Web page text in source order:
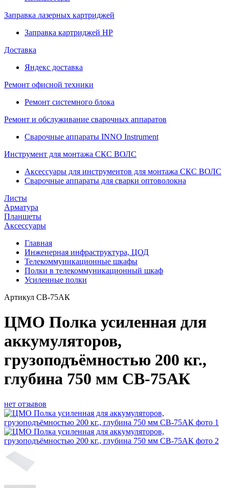
Заправка лазерных картриджей
Заправка картриджей HP
Доставка
Яндекс доставка
Ремонт офисной техники
Ремонт системного блока
Ремонт и обслуживание сварочных аппаратов
Сварочные аппараты INNO Instrument
Инструмент для монтажа СКС ВОЛС
Аксессуары для инструментов для монтажа СКС ВОЛС
Сварочные аппараты для сварки оптоволокна
Листы
Арматура
Планшеты
Аксессуары
Главная
Инженерная инфраструктура, ЦОД
Телекоммуникационные шкафы
Полки в телекоммуникационный шкаф
Усиленные полки
Артикул СВ-75АК
ЦМО Полка усиленная для
аккумуляторов,
грузоподъёмностью 200 кг.,
глубина 750 мм СВ-75АК
нет отзывов